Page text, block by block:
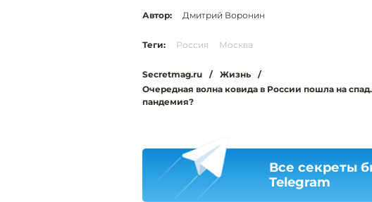
Автор: Дмитрий Воронин
Теги: Россия Москва
Secretmag.ru / Жизнь
/
Очередная волна ковида в России пошла на
пандемия?
Все секреты
Telegram